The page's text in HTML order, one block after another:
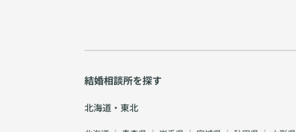
結婚相談所を探す
北海道・東北